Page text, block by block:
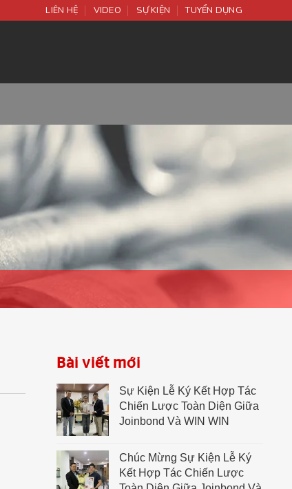
LIÊN HỆ VIDEO SỰ KIỆN TUYỂN DỤNG
Bài viết mới
Sự Kiện Lễ Ký Kết Hợp Tác
Chiến Lược Toàn Diện Giữa
Joinbond Và WIN WIN
Chúc Mừng Sự Kiện Lễ Ký
Kết Hợp Tác Chiến Lược